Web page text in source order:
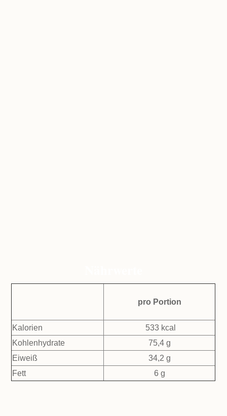
pro Portion
Kalorien
533 kcal
Kohlenhydrate
75,4 g
Eiweiß
34,2 g
Fett
6 g